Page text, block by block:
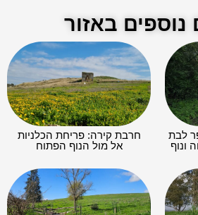
נוספים באזור
לבת
ונוף
חרבת קירה: פריחת הכלניות
אל מול הנוף הפתוח